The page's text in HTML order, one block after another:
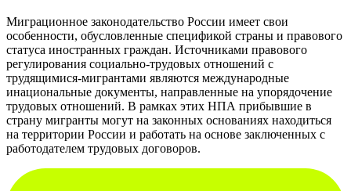
Миграционное законодательство России имеет свои
особенности, обусловленные спецификой страны и правового
статуса иностранных граждан. Источниками правового
регулирования социально-трудовых отношений с
трудящимися-мигрантами являются международные
инациональные документы, направленные на упорядочение
трудовых отношений. В рамках этих НПА прибывшие в
страну мигранты могут на законных основаниях находиться
на территории России и работать на основе заключенных с
работодателем трудовых договоров.